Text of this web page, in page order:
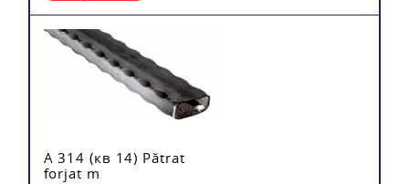
A 314 (кв 14) Pătrat
forjat m